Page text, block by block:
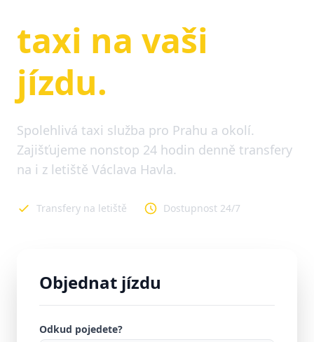
taxi na vaši
jízdu.
Spolehlivá taxi služba pro Prahu a okolí.
Zajišťujeme nonstop 24 hodin denně transfery
na i z letiště Václava Havla.
Transfery na letiště Dostupnost 24/7
Objednat jízdu
Odkud pojedete?